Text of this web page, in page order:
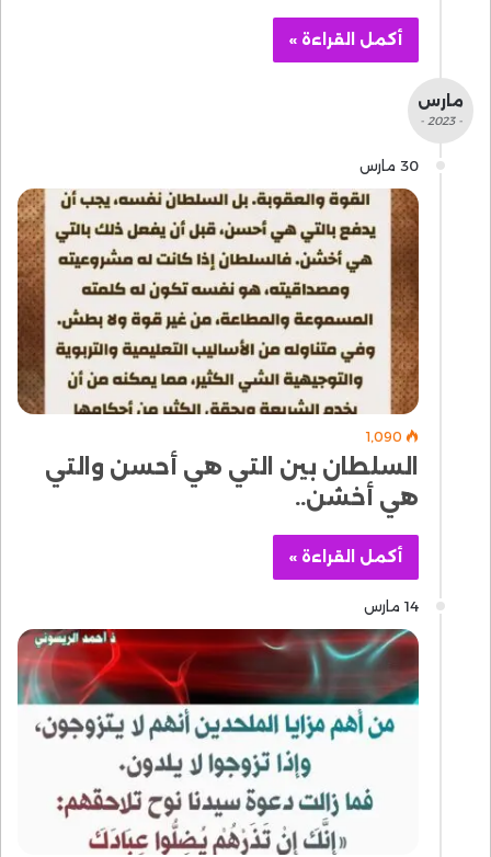
أكمل القراءة »
مارس
- 2023 -
30 مارس
1٬090
السلطان بين التي هي أحسن والتي
هي أخشن..
أكمل القراءة »
14 مارس